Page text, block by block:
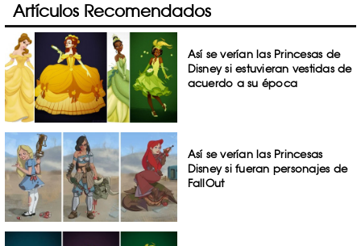
Artículos Recomendados
Así se verían las Princesas de
Disney si estuvieran vestidas de
acuerdo a su época
Así se verían las Princesas
Disney si fueran personajes de
FallOut